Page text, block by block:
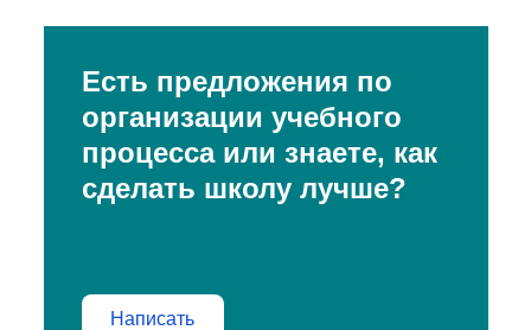
Есть предложения по
организации учебного
процесса или знаете, как
сделать школу лучше?
Написать